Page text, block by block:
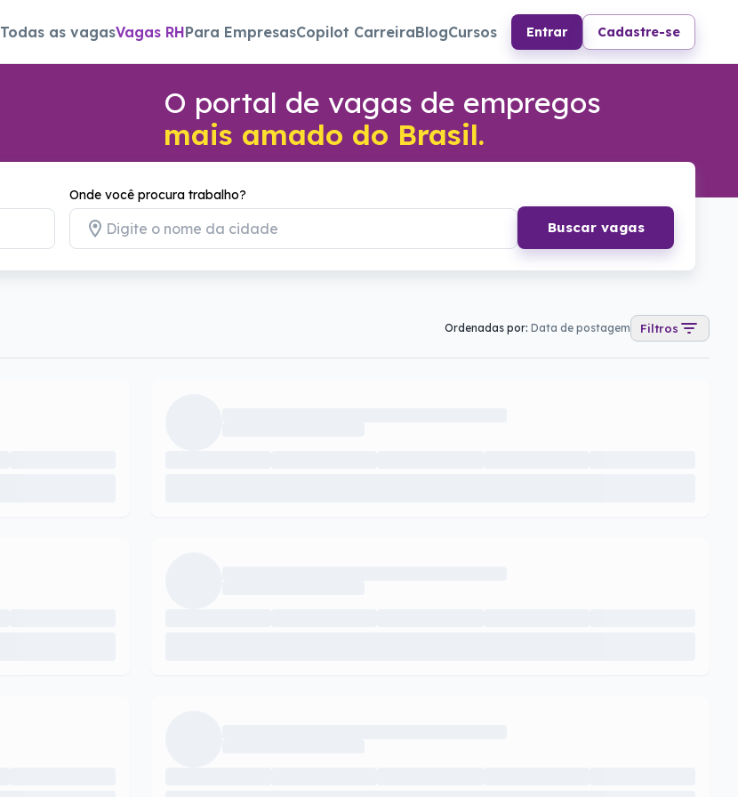
Todas as vagasVagas RHPara EmpresasCopilot CarreiraBlogCursos Entrar Cadastre-se
O portal de vagas de empregos
mais amado do Brasil.
Onde você procura trabalho?
Buscar vagas
Ordenadas por: Data de postagem Filtros